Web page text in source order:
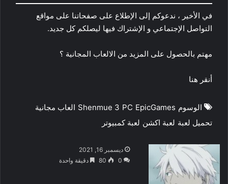
في الأخير ، ندعوكم إلى الإطلاع على صفحاتنا على مواقع
التواصل الإجتماعي و الإشتراك فيها ليصلكم كل جديد.
مهتم بالحصول على المزيد من الالعاب المجانية ؟
أنقر هنا
الوسوم EpicGames
PC
Shenmue 3 العاب مجانية
تحميل لعبة لعبة اكشن لعبة كمبيوتر
ديسمبر 16, 2021
0
80 دقيقة واحدة